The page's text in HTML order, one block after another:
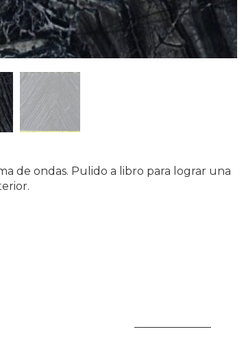
de ondas. Pulido a libro para lograr una